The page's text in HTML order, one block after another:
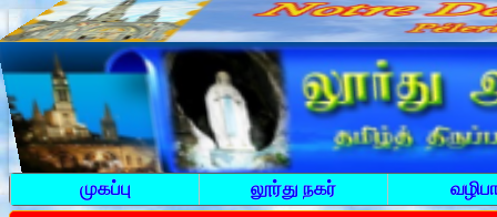
முகப்பு லூர்து நகர்